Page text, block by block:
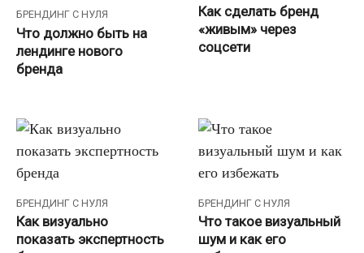
БРЕНДИНГ С НУЛЯ
Что должно быть на
лендинге нового
бренда
Как сделать бренд
«живым» через
соцсети
БРЕНДИНГ С НУЛЯ
Как визуально
показать экспертность
БРЕНДИНГ С НУЛЯ
Что такое визуальный
шум и как его